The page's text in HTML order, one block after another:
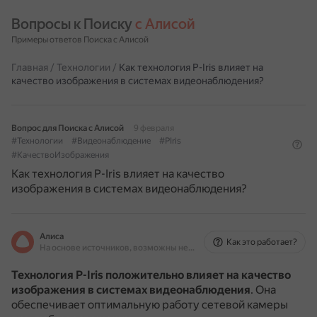
Вопросы к Поиску с Алисой
Примеры ответов Поиска с Алисой
Главная / Технологии / Как технология P-Iris влияет на
качество изображения в системах видеонаблюдения?
Вопрос для Поиска с Алисой
9 февраля
#Технологии
#Видеонаблюдение
#PIris
#КачествоИзображения
Как технология P-Iris влияет на качество
изображения в системах видеонаблюдения?
Алиса
На основе источников, возможны неточности
Как это работает?
Технология P-Iris положительно влияет на качество
изображения в системах видеонаблюдения. Она
обеспечивает оптимальную работу сетевой камеры